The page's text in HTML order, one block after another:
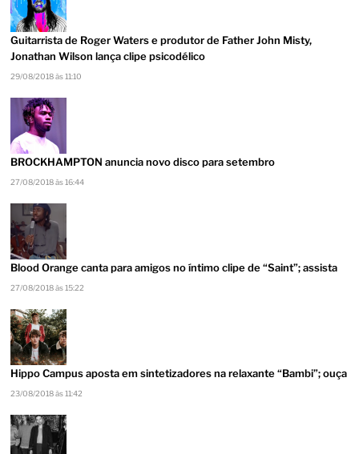
Guitarrista de Roger Waters e produtor de Father John Misty,
Jonathan Wilson lança clipe psicodélico
29/08/2018 às 11:10
BROCKHAMPTON anuncia novo disco para setembro
27/08/2018 às 16:44
Blood Orange canta para amigos no íntimo clipe de “Saint”; assista
27/08/2018 às 15:22
Hippo Campus aposta em sintetizadores na relaxante “Bambi”; ouça
23/08/2018 às 11:42